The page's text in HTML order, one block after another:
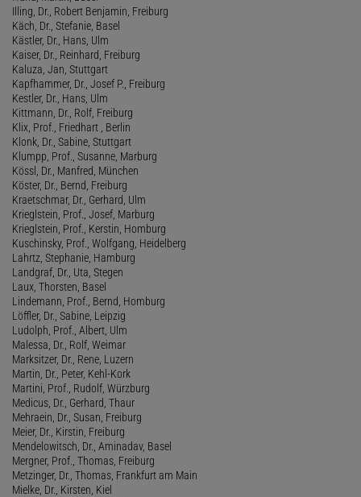
Illing, Dr., Robert Benjamin, Freiburg
Käch, Dr., Stefanie, Basel
Kästler, Dr., Hans, Ulm
Kaiser, Dr., Reinhard, Freiburg
Kaluza, Jan, Stuttgart
Kapfhammer, Dr., Josef P., Freiburg
Kestler, Dr., Hans, Ulm
Kittmann, Dr., Rolf, Freiburg
Klix, Prof., Friedhart , Berlin
Klonk, Dr., Sabine, Stuttgart
Klumpp, Prof., Susanne, Marburg
Kössl, Dr., Manfred, München
Köster, Dr., Bernd, Freiburg
Kraetschmar, Dr., Gerhard, Ulm
Krieglstein, Prof., Josef, Marburg
Krieglstein, Prof., Kerstin, Homburg
Kuschinsky, Prof., Wolfgang, Heidelberg
Lahrtz, Stephanie, Hamburg
Landgraf, Dr., Uta, Stegen
Laux, Thorsten, Basel
Lindemann, Prof., Bernd, Homburg
Löffler, Dr., Sabine, Leipzig
Ludolph, Prof., Albert, Ulm
Malessa, Dr., Rolf, Weimar
Marksitzer, Dr., Rene, Luzern
Martin, Dr., Peter, Kehl-Kork
Martini, Prof., Rudolf, Würzburg
Medicus, Dr., Gerhard, Thaur
Mehraein, Dr., Susan, Freiburg
Meier, Dr., Kirstin, Freiburg
Mendelowitsch, Dr., Aminadav, Basel
Mergner, Prof., Thomas, Freiburg
Metzinger, Dr., Thomas, Frankfurt am Main
Mielke, Dr., Kirsten, Kiel